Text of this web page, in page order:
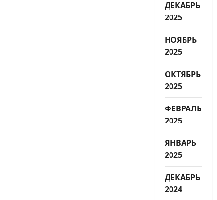
ДЕКАБРЬ
2025
НОЯБРЬ
2025
ОКТЯБРЬ
2025
ФЕВРАЛЬ
2025
ЯНВАРЬ
2025
ДЕКАБРЬ
2024